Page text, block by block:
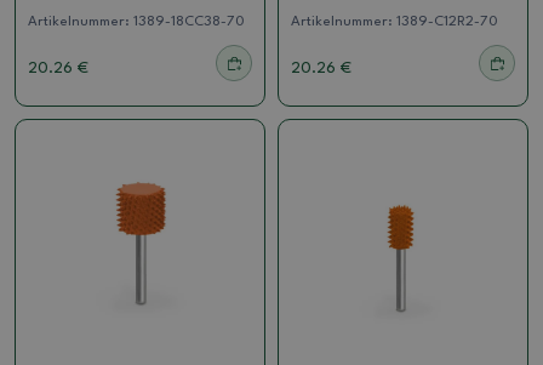
Artikelnummer: 1389-18CC38-70
20.26 €
Artikelnummer: 1389-C12R2-70
20.26 €